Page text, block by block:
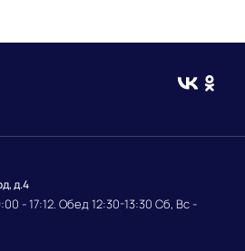
д.4
- 17:12. Обед 12:30-13:30 Сб, Вс -